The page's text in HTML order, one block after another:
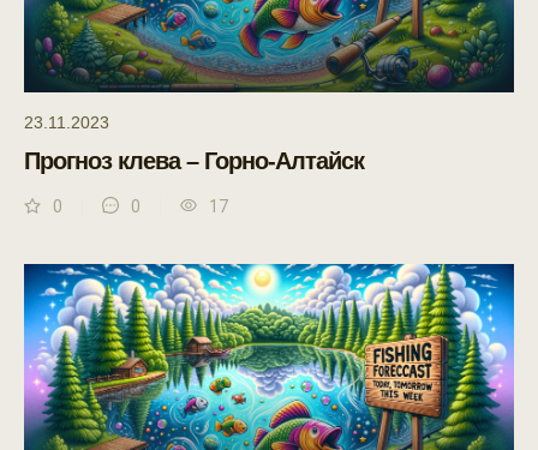
23.11.2023
Прогноз клева – Горно-Алтайск
0 0 17